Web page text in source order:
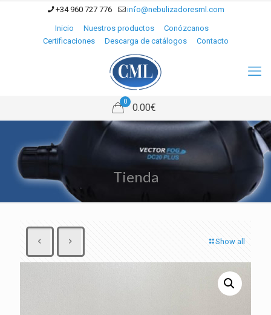
+34 960 727 776 info@nebulizadoresml.com
Inicio Nuestros productos
Conózcanos
Certificaciones
Descarga de catálogos Contacto
0
0.00€
Tienda
Show all